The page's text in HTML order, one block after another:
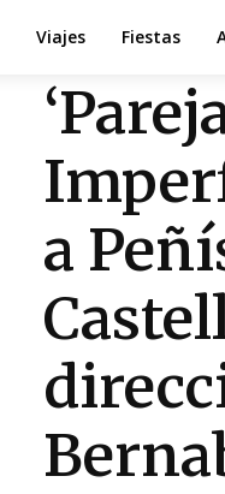
Viajes Fiestas
a